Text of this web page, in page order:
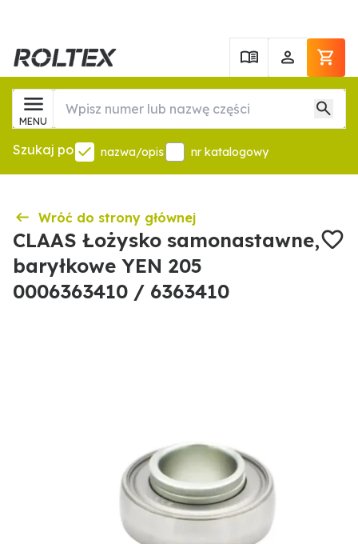
MENU
Szukaj po nazwa/opis nr katalogowy
Wróć do strony głównej
CLAAS Łożysko samonastawne,
baryłkowe YEN 205
0006363410 / 6363410